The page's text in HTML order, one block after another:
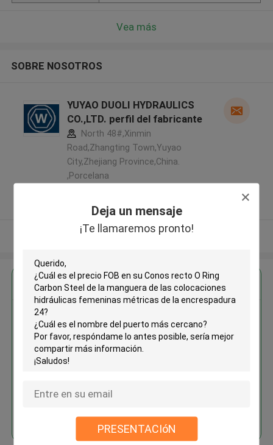
Deja un mensaje
¡Te llamaremos pronto!
PRESENTACIóN
Vea más
SOBRE NOSOTROS
YUYAO DUOLI HYDRAULICS
CO.,LTD. perfil del fabricante
North 48#,Xinmin
Road,Zhangting Town,Yuyao
City,Zhejiang Province,China.
,Porcelana
Proveedor verificado
Vea más
Obtenga el mejor precio por
Conos recto O Ring Carbon
Steel de la manguera de las
colocaciones hidráulicas